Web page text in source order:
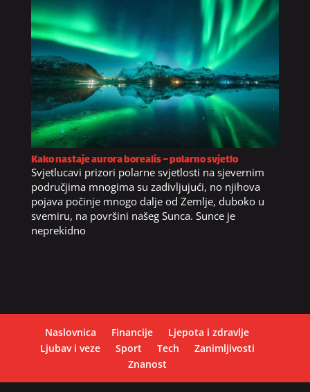
Kako nastaje aurora borealis – polarno svjetlo
Svjetlucavi prizori polarne svjetlosti na sjevernim
područjima mnogima su zadivljujući, no njihova
pojava počinje mnogo dalje od Zemlje, duboko u
svemiru, na površini našeg Sunca. Sunce je
neprekidno
Naslovnica Financije
Ljepota i zdravlje
Ljubav i veze
Sport Tech
Zanimljivosti
Znanost